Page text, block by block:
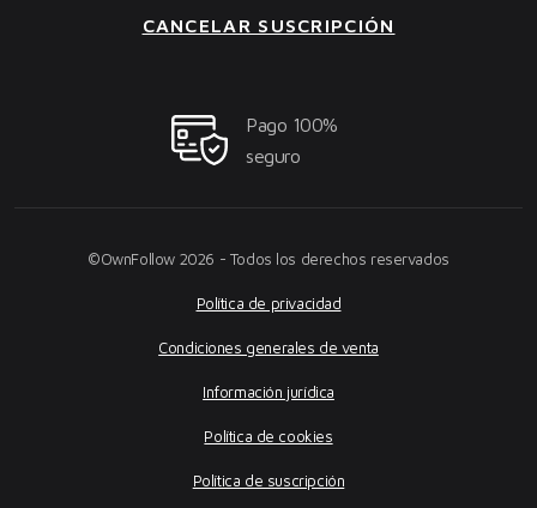
CANCELAR SUSCRIPCIÓN
Pago 100%
seguro
©OwnFollow 2026 - Todos los derechos reservados
Política de privacidad
Condiciones generales de venta
Información jurídica
Política de cookies
Política de suscripción